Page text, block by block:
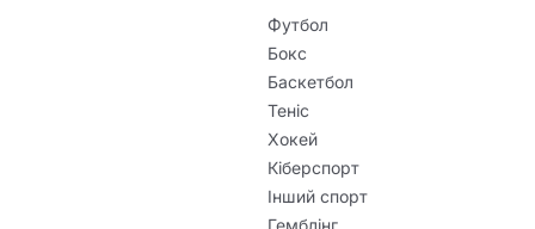
Футбол
Бокс
Баскетбол
Теніс
Хокей
Кіберспорт
Інший спорт
Гемблінг